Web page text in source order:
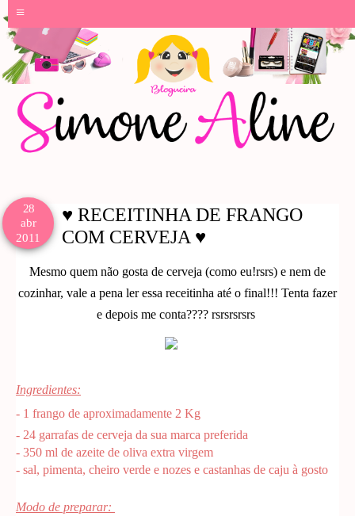
≡
28
abr
2011
♥ RECEITINHA DE FRANGO
COM CERVEJA ♥
Mesmo quem não gosta de cerveja (como eu!rsrs) e nem de
cozinhar, vale a pena ler essa receitinha até o final!!! Tenta fazer
e depois me conta???? rsrsrsrsrs
Ingredientes:
- 1 frango de aproximadamente 2 Kg
- 24 garrafas de cerveja da sua marca preferida
- 350 ml de azeite de oliva extra virgem
- sal, pimenta, cheiro verde e nozes e castanhas de caju à gosto
Modo de preparar: